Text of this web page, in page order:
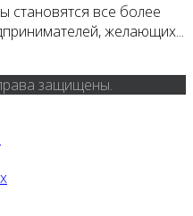
становятся все более
желающих...
защищены.